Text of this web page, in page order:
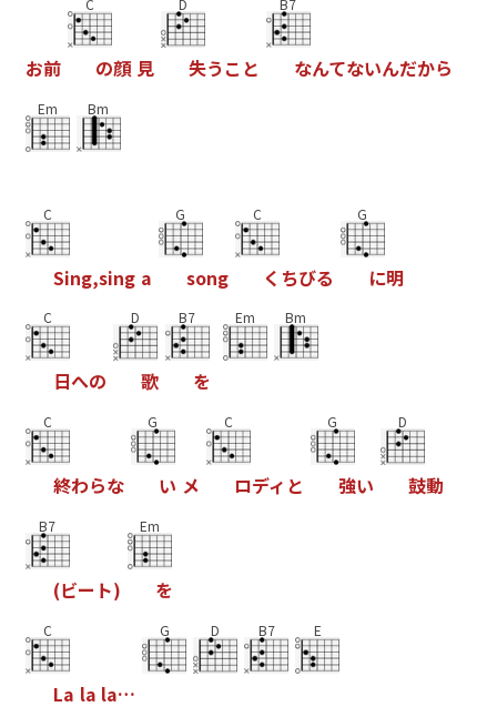
お前
C
の顔 見
D
失う こ と
B7
なんてないんだから
Em Bm
C
Sing,sing a
G
song
C
く ちびる
G
に明
C
日への
D
歌
B7
を
Em Bm
C
終わらな
G
い メ
C
ロディ と
G
強い
D
鼓動
B7
(ビー ト)
Em
を
C
La la la…
G D B7 E